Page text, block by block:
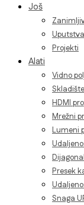
Još
Uputstva
Projekti
Alati
Vidno
HDMI
Mrežni
Lumeni
Presek
Snaga